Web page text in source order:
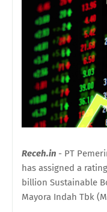
Receh.in - PT
has assigned a
billion Sustainable
Mayora Indah Tbk